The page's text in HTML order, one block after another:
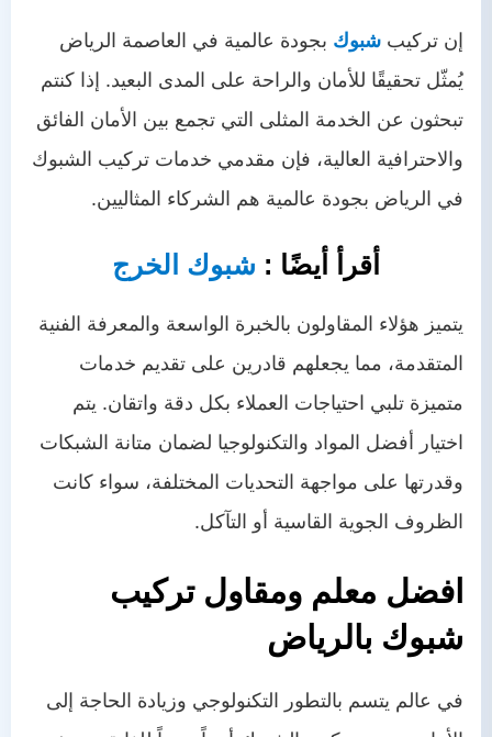
إن تركيب شبوك بجودة عالمية في العاصمة الرياض
يُمثّل تحقيقًا للأمان والراحة على المدى البعيد. إذا كنتم
تبحثون عن الخدمة المثلى التي تجمع بين الأمان الفائق
والاحترافية العالية، فإن مقدمي خدمات تركيب الشبوك
في الرياض بجودة عالمية هم الشركاء المثاليين.
أقرأ أيضًا : شبوك الخرج
يتميز هؤلاء المقاولون بالخبرة الواسعة والمعرفة الفنية
المتقدمة، مما يجعلهم قادرين على تقديم خدمات
متميزة تلبي احتياجات العملاء بكل دقة واتقان. يتم
اختيار أفضل المواد والتكنولوجيا لضمان متانة الشبكات
وقدرتها على مواجهة التحديات المختلفة، سواء كانت
الظروف الجوية القاسية أو التآكل.
افضل معلم ومقاول تركيب
شبوك بالرياض
في عالم يتسم بالتطور التكنولوجي وزيادة الحاجة إلى